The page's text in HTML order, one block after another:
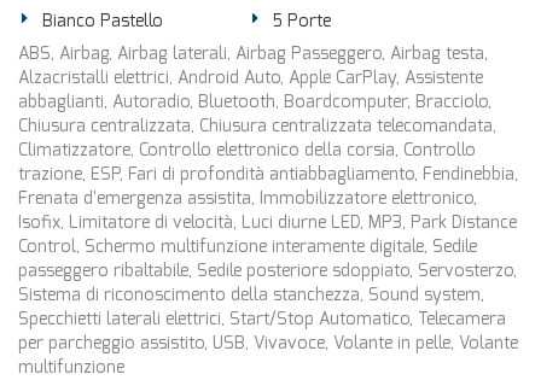
Bianco Pastello
5 Porte
ABS, Airbag, Airbag laterali, Airbag Passeggero, Airbag testa,
Alzacristalli elettrici, Android Auto, Apple CarPlay, Assistente
abbaglianti, Autoradio, Bluetooth, Boardcomputer, Bracciolo,
Chiusura centralizzata, Chiusura centralizzata telecomandata,
Climatizzatore, Controllo elettronico della corsia, Controllo
trazione, ESP, Fari di profondità antiabbagliamento, Fendinebbia,
Frenata d'emergenza assistita, Immobilizzatore elettronico,
Isofix, Limitatore di velocità, Luci diurne LED, MP3, Park Distance
Control, Schermo multifunzione interamente digitale, Sedile
passeggero ribaltabile, Sedile posteriore sdoppiato, Servosterzo,
Sistema di riconoscimento della stanchezza, Sound system,
Specchietti laterali elettrici, Start/Stop Automatico, Telecamera
per parcheggio assistito, USB, Vivavoce, Volante in pelle, Volante
multifunzione